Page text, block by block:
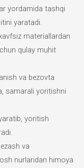
yordamida tashqi
yaratadi.
materiallardan
qulay muhit
va bezovta
samarali yoritishni
yoritish
va
nurlaridan himoya